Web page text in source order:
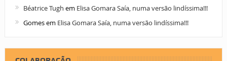
Béatrice Tugh em Elisa Gomara Saía, numa versão lindíssima!!!
Gomesem Elisa Gomara Saía, numa versão lindíssima!!!